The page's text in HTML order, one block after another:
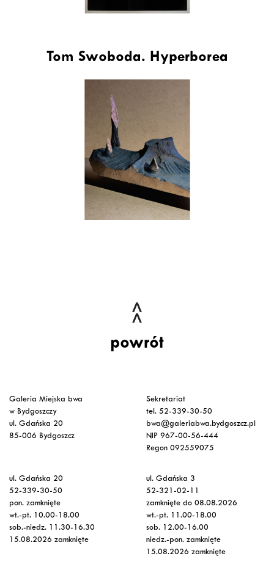
Tom Swoboda. Hyperborea
powrót
Galeria Miejska bwa
w Bydgoszczy
ul. Gdańska 20
85-006 Bydgoszcz
Sekretariat
tel. 52-339-30-50
bwa@galeriabwa.bydgoszcz.pl
NIP 967-00-56-444
Regon 092559075
ul. Gdańska 20
52-339-30-50
pon. zamknięte
wt.-pt. 10.00-18.00
sob.-niedz. 11.30-16.30
15.08.2026 zamknięte
ul. Gdańska 3
52-321-02-11
zamknięte do 08.08.2026
wt.-pt. 11.00-18.00
sob. 12.00-16.00
niedz.-pon. zamknięte
15.08.2026 zamknięte